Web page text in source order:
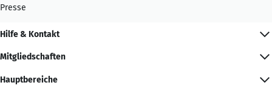
Presse
Hilfe & Kontakt
Mitgliedschaften
Hauptbereiche